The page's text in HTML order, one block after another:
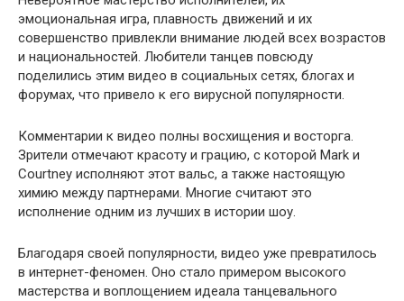
эмоциональная игра, плавность движений и их
совершенство привлекли внимание людей всех возрастов
и национальностей. Любители танцев повсюду
поделились этим видео в социальных сетях, блогах и
форумах, что привело к его вирусной популярности.
Комментарии к видео полны восхищения и восторга.
Зрители отмечают красоту и грацию, с которой Mark и
Courtney исполняют этот вальс, а также настоящую
химию между партнерами. Многие считают это
исполнение одним из лучших в истории шоу.
Благодаря своей популярности, видео уже превратилось
в интернет-феномен. Оно стало примером высокого
мастерства и воплощением идеала танцевального